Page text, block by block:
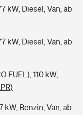
kW, Diesel, Van, ab
kW, Diesel, Van, ab
FUEL), 110 kW,
kW, Benzin, Van, ab